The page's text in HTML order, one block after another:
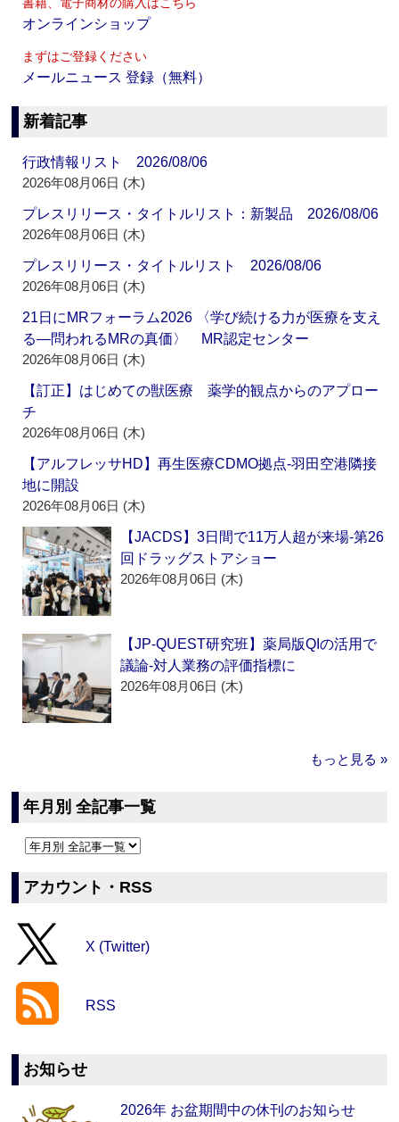
書籍、電子商材の購入はこちら
オンラインショップ
まずはご登録ください
メールニュース 登録（無料）
新着記事
行政情報リスト 2026/08/06
2026年08月06日 (木)
プレスリリース・タイトルリスト：新製品 2026/08/06
2026年08月06日 (木)
プレスリリース・タイトルリスト 2026/08/06
2026年08月06日 (木)
21日にMRフォーラム2026 〈学び続ける力が医療を支え
る―問われるMRの真価〉 MR認定センター
2026年08月06日 (木)
【訂正】はじめての獣医療 薬学的観点からのアプロー
チ
2026年08月06日 (木)
【アルフレッサHD】再生医療CDMO拠点‐羽田空港隣接
地に開設
2026年08月06日 (木)
【JACDS】3日間で11万人超が来場‐第26
回ドラッグストアショー
2026年08月06日 (木)
【JP-QUEST研究班】薬局版QIの活用で
議論‐対人業務の評価指標に
2026年08月06日 (木)
もっと見る »
年月別 全記事一覧
アカウント・RSS
X (Twitter)
RSS
お知らせ
2026年 お盆期間中の休刊のお知らせ